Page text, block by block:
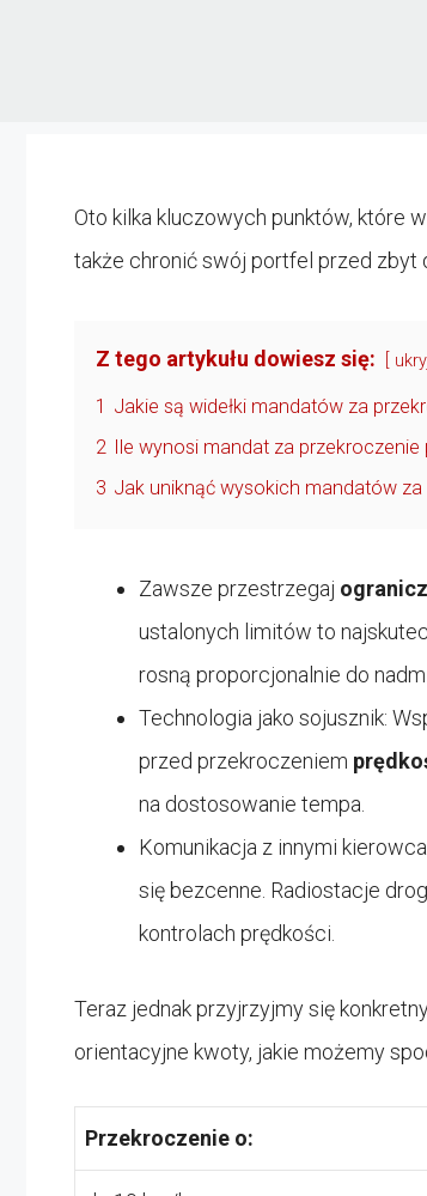
Oto kilka kluczowych punktów, które
także chronić swój portfel przed zbyt
Z tego artykułu dowiesz się:
1 Jakie są widełki mandatów za
2 Ile wynosi mandat za
3 Jak uniknąć wysokich mandatów
Zawsze przestrzegaj
ustalonych limitów to
rosną proporcjonalnie do
Technologia jako sojusznik:
przed przekroczeniem
na dostosowanie tempa.
Komunikacja z innymi
się bezcenne. Radiostacje
kontrolach prędkości.
Teraz jednak przyjrzyjmy się
orientacyjne kwoty, jakie możemy
Przekroczenie o: